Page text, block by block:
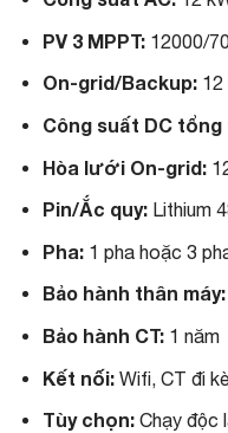
PV 3 MPPT:12000/
On-grid/Backup:12
Công suất DC
Hòa lưới On-grid:
Pin/Ắc quy:Lithium
Pha:1 pha hoặc 3
Bảo hành thân máy:
Bảo hành CT:1 năm
Kết nối:Wifi, CT đi
Tùy chọn:Chạy độc